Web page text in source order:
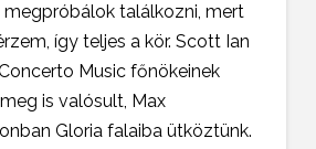
találkozni, mert
így teljes a kör. Scott Ian
Music főnökeinek
is valósult, Max
Gloria falaiba ütköztünk.